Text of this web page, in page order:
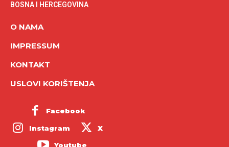
BOSNA I HERCEGOVINA
O NAMA
IMPRESSUM
KONTAKT
USLOVI KORIŠTENJA
Facebook
Instagram X
Youtube